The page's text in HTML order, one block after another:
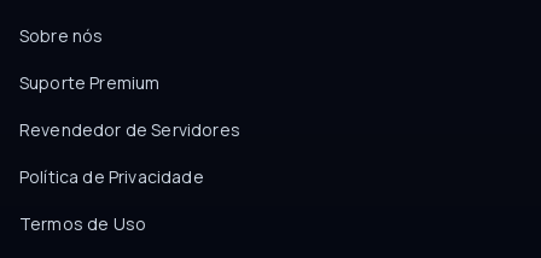
Sobre nós
Suporte Premium
Revendedor de Servidores
Política de Privacidade
Termos de Uso